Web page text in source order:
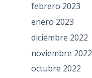
febrero 2023
enero 2023
diciembre 2022
noviembre 2022
octubre 2022